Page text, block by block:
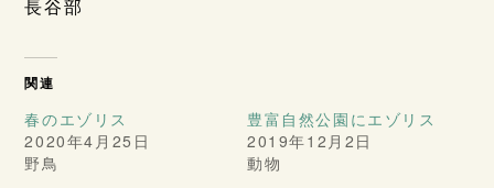
長谷部
関連
春のエゾリス
2020年4月25日
野鳥
豊富自然公園にエゾリス
2019年12月2日
動物